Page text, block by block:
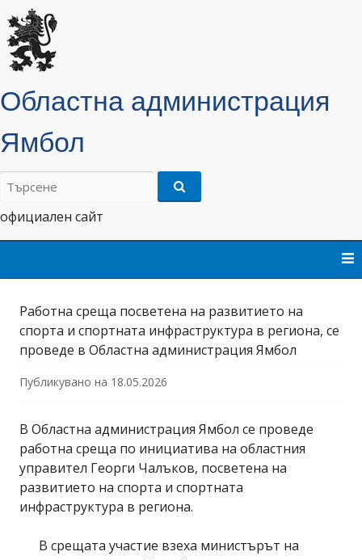
Областна администрация
Ямбол
Търсене
официален сайт
Работна среща посветена на развитието на
спорта и спортната инфраструктура в региона, се
проведе в Областна администрация Ямбол
Публикувано на 18.05.2026
В Областна администрация Ямбол се проведе
работна среща по инициатива на областния
управител Георги Чалъков, посветена на
развитието на спорта и спортната
инфраструктура в региона.
В срещата участие взеха министърът на